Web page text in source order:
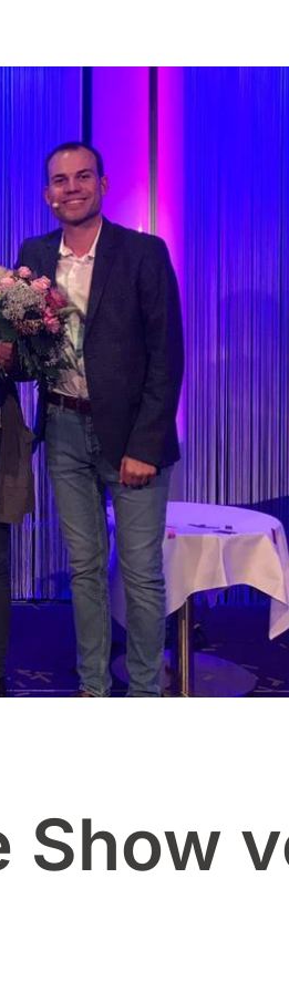
Show